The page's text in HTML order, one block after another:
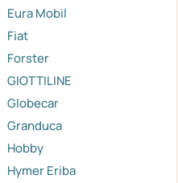
Eura Mobil
Fiat
Forster
GIOTTILINE
Globecar
Granduca
Hobby
Hymer Eriba